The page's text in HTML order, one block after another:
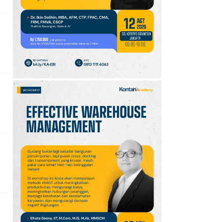
10 Jadwal Persija vs Arema
FC Perebutan Juara 3
Piala Presiden 2026,
Kick-off Sore Ini